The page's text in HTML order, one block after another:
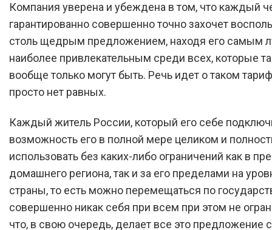
Компания уверена и убеждена в том, что каждый
гарантированно совершенно точно захочет
столь щедрым предложением, находя его самым
наиболее привлекательным среди всех, которые
вообще только могут быть. Речь идет о таком
просто нет равных.
Каждый житель России, который его себе
возможность его в полной мере целиком и
использовать без каких-либо ограничений как в
домашнего региона, так и за его пределами на
страны, то есть можно перемещаться по
совершенно никак себя при всем при этом не
что, в свою очередь, делает все это предложение